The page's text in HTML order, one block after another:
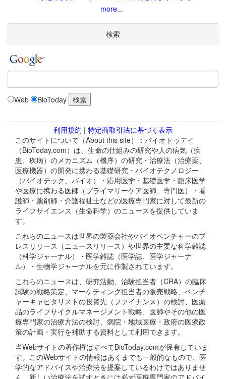
more...
検索
Web BioToday
利用規約 | 特定商取引法に基づく表示
このサイトについて（About this site）：バイオトゥデイ
（BioToday.com）は、生命の仕組みの研究や人の病気（疾
患、疾病）のメカニズム（機序）の研究・治療法（治療薬、
医療機器）の開発に携わる基礎研究・バイオテクノロジー
（バイオテック、バイオ）・応用医学・基礎医学・臨床医学
や医療に携わる医師（プライマリーケア医師、専門医）・看
護師・薬剤師・介護福祉士などの医療専門家に対して最新の
ライフサイエンス（生命科学）のニュースを提供していま
す。
これらのニュースは世界の製薬会社やバイオベンチャーのプ
レスリリース（ニュースリリース）や世界の主要な科学雑誌
（科学ジャーナル）・医学雑誌（医学誌、医学ジャーナ
ル）・生物学ジャーナルを元に作製されています。
これらのニュースは、研究活動、治験担当者（CRA）の臨床
試験の戦略策定、マーケティング担当者の販売戦略、ベンチ
ャーキャピタリストの投資先（ファイナンス）の検討、医薬
品のライフサイクルマネージメント戦略、医師やその他の医
療専門家の治療方法の検討、病院・地域医療・政府の医療政
策の計画・実行を補助する資料として利用できます。
当Webサイトの著作権はすべてBioToday.comが保有していま
す。このWebサイトの情報はあくまでも一般的なもので、医
学的なアドバイスや治療法を提案しているわけではありませ